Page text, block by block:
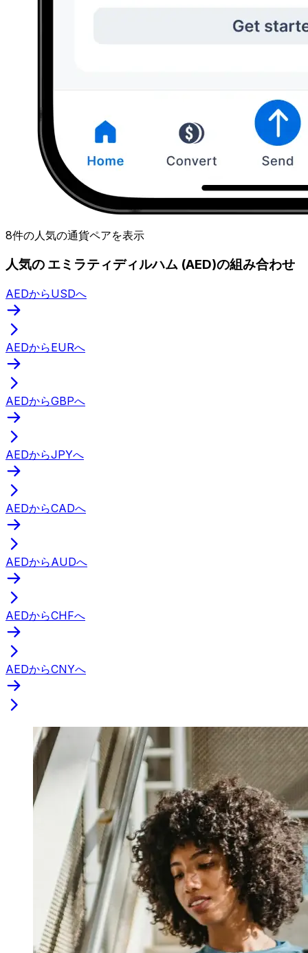
8件の人気の通貨ペアを表示
人気の エミラティディルハム (AED)の組み合わせ
AEDからUSDへ
AEDからEURへ
AEDからGBPへ
AEDからJPYへ
AEDからCADへ
AEDからAUDへ
AEDからCHFへ
AEDからCNYへ